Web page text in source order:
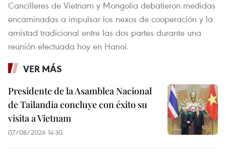
Cancilleres de Vietnam y Mongolia debatieron medidas
encaminadas a impulsar los nexos de cooperación y la
amistad tradicional entre las dos partes durante una
reunión efectuada hoy en Hanoi.
VER MÁS
Presidente de la Asamblea Nacional
de Tailandia concluye con éxito su
visita a Vietnam
07/08/2026 14:30